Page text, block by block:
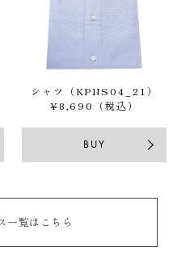
シャツ（KPNS04_21）
¥8,690（税込）
BUY
一覧はこちら